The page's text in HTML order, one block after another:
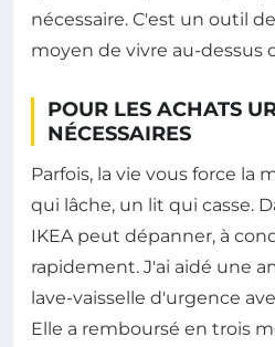
nécessaire. C'est un outil
moyen de vivre au-dessus
POUR LES ACHATS
NÉCESSAIRES
Parfois, la vie vous force la
qui lâche, un lit qui casse.
IKEA peut dépanner, à
rapidement. J'ai aidé une
lave-vaisselle d'urgence
Elle a remboursé en trois